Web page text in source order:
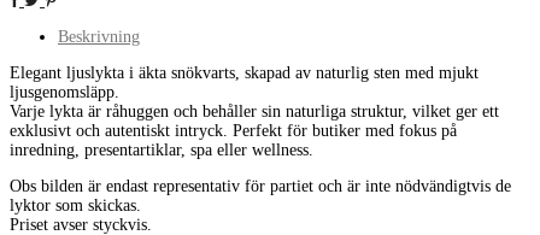
Beskrivning
Elegant ljuslykta i äkta snökvarts, skapad av naturlig sten med mjukt
ljusgenomsläpp.
Varje lykta är råhuggen och behåller sin naturliga struktur, vilket ger ett
exklusivt och autentiskt intryck. Perfekt för butiker med fokus på
inredning, presentartiklar, spa eller wellness.
Obs bilden är endast representativ för partiet och är inte nödvändigtvis de
lyktor som skickas.
Priset avser styckvis.